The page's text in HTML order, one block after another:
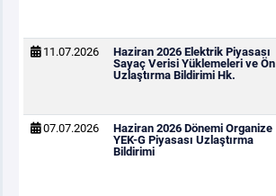
11.07.2026
Haziran 2026 Elektrik Piyasası
Sayaç Verisi Yüklemeleri ve Ön
Uzlaştırma Bildirimi Hk.
07.07.2026
Haziran 2026 Dönemi Organize
YEK-G Piyasası Uzlaştırma
Bildirimi